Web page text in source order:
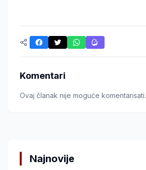
Komentari
Ovaj članak nije moguće komentarisati.
Najnovije